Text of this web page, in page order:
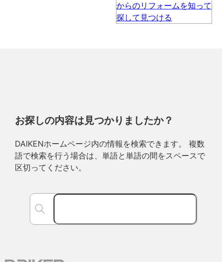
お探しの内容は見つかりましたか？
DAIKENホームページ内の情報を検索できます。 複数
語で検索を行う場合は、単語と単語の間をスペースで
区切ってください。